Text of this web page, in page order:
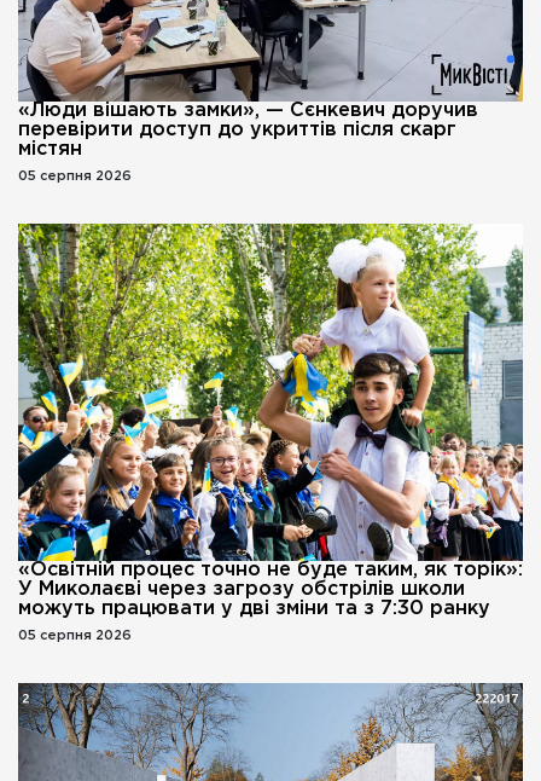
«Люди вішають замки», — Сєнкевич доручив
перевірити доступ до укриттів після скарг
містян
05 серпня 2026
«Освітній процес точно не буде таким, як торік»:
У Миколаєві через загрозу обстрілів школи
можуть працювати у дві зміни та з 7:30 ранку
05 серпня 2026